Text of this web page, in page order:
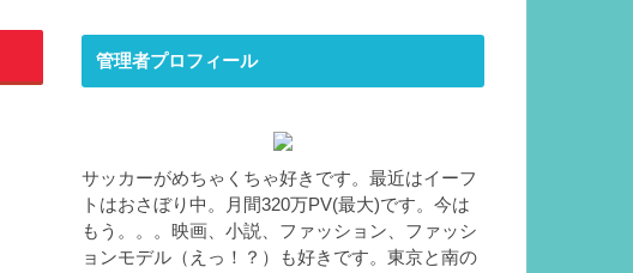
管理者プロフィール
サッカーがめちゃくちゃ好きです。最近はイーフ
トはおさぼり中。月間320万PV(最大)です。今は
もう。。。映画、小説、ファッション、ファッシ
ョンモデル（えっ！？）も好きです。東京と南の